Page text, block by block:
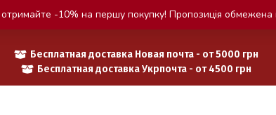
Бесплатная доставка Новая почта - от 5000 грн
Бесплатная доставка Укрпочта - от 4500 грн
-10% на першу покупку! Пропозиція обмежена